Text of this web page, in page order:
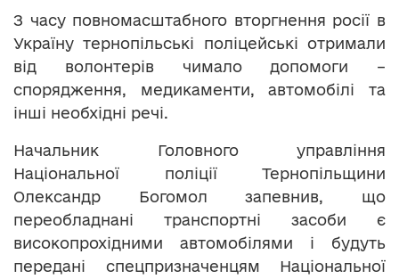
З часу повномасштабного вторгнення росії в
Україну тернопільські поліцейські отримали
від волонтерів чимало допомоги –
спорядження, медикаменти, автомобілі та
інші необхідні речі.
Начальник Головного управління
Національної поліції Тернопільщини
Олександр Богомол запевнив, що
переобладнані транспортні засоби є
високопрохідними автомобілями і будуть
передані спецпризначенцям Національної